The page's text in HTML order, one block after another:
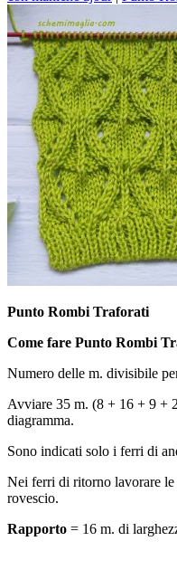
Punto Rombi Traforati
Come fare Punto Rombi
Numero delle m. divisibile
Avviare 35 m. (8 + 16 + 9 +
diagramma.
Sono indicati solo i ferri di
Nei ferri di ritorno lavorare le
rovescio.
Rapporto = 16 m. di